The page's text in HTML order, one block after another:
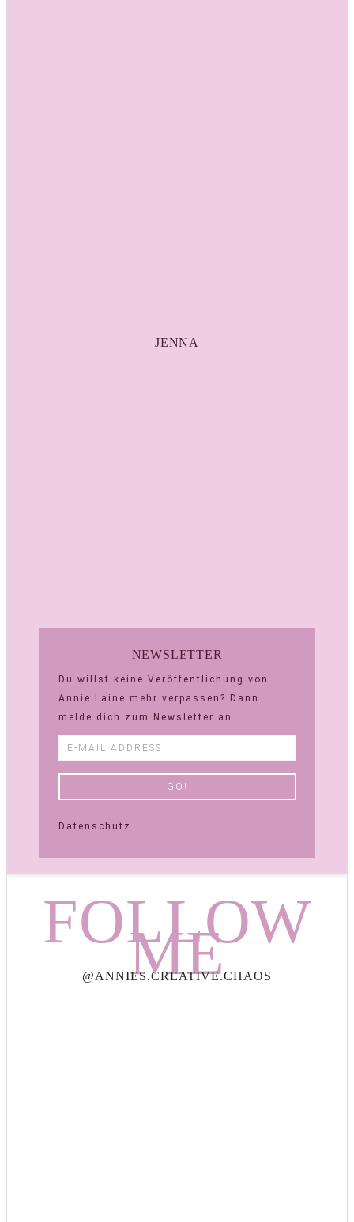
JENNA
NEWSLETTER
Du willst keine Veröffentlichung von
Annie Laine mehr verpassen? Dann
melde dich zum Newsletter an.
Datenschutz
FOLLOW
ME
@ANNIES.CREATIVE.CHAOS